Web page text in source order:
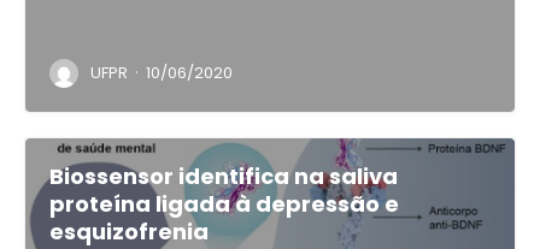
UFPR · 10/06/2020
Biossensor identifica na saliva
proteína ligada à depressão e
esquizofrenia